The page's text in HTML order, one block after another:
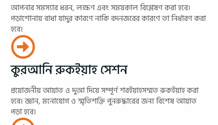
আপনার সমস্যার ধরন, লক্ষণ এবং সময়কাল বিশ্লেষণ করা হবে।
পড়াশোনায় বাধা যাদুর কারণে নাকি বদনজরের কারণে তা নির্ধারণ করা
হবে।
কুরআনি রুকইয়াহ সেশন
প্রয়োজনীয় আয়াত ও দুআ দিয়ে সম্পূর্ণ শরইয়াহসম্মত রুকইয়াহ করা
হবে। জ্ঞান, মনোযোগ ও স্মৃতিশক্তি পুনরুদ্ধারের জন্য বিশেষ আয়াত
পড়া হবে।